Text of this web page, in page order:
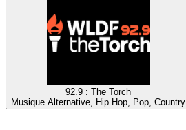
92.9 : The Torch
Musique Alternative, Hip Hop, Pop, Country